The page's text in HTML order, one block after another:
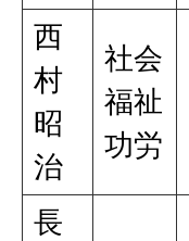
西
村
昭
治
社会
福祉
功労
長